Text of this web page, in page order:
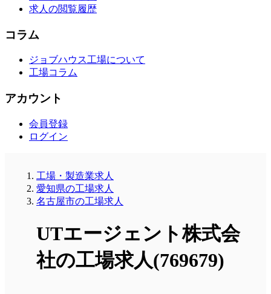
求人の閲覧履歴
コラム
ジョブハウス工場について
工場コラム
アカウント
会員登録
ログイン
工場・製造業求人
愛知県の工場求人
名古屋市の工場求人
UTエージェント株式会
社の工場求人(769679)